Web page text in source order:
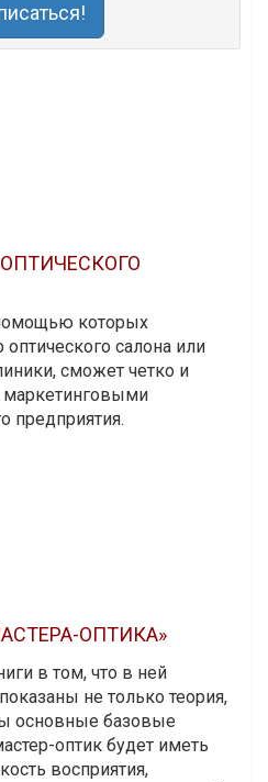
помощью которых
салона или
сможет четко и
маркетинговыми
предприятия.
ОПТИКА»
в том, что в ней
не только теория,
основные базовые
оптик будет иметь
восприятия,